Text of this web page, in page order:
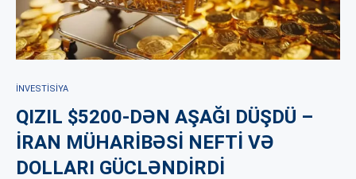
İNVESTISIYA
QIZIL $5200-DƏN AŞAĞI DÜŞDÜ –
İRAN MÜHARİBƏSİ NEFTİ VƏ
DOLLARI GÜCLƏNDİRDİ